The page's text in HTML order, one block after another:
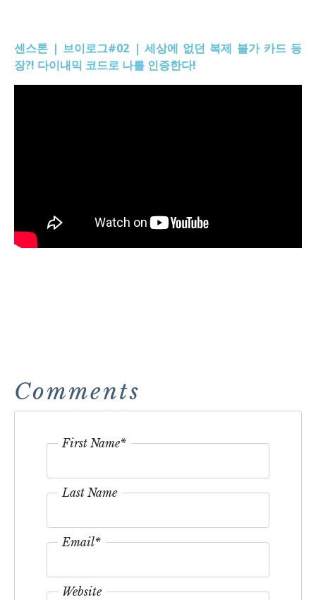
센스톤 | 브이로그#02 | 세상에 없던 복제 불가 카드 등
장?! 다이내믹 코드로 나를 인증한다!
Comments
First Name*
Last Name
Email*
Website